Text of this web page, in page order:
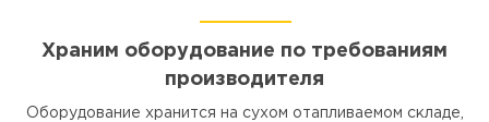
Храним оборудование по требованиям
производителя
Оборудование хранится на сухом отапливаемом складе,